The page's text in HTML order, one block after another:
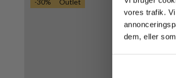
vores trafik.
dem, eller
-30% Outlet